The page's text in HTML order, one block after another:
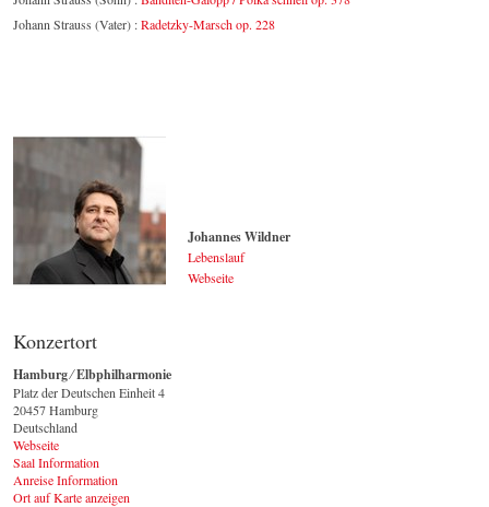
Johann Strauss (Vater) :Radetzky-Marsch op. 228
Johannes Wildner
Lebenslauf
Webseite
Konzertort
Hamburg ⁄ Elbphilharmonie
Platz der Deutschen Einheit 4
20457 Hamburg
Deutschland
Webseite
Saal Information
Anreise Information
Ort auf Karte anzeigen